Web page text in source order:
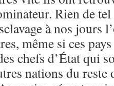
Rien de
à nos jours
même si ces
chefs d’État qui
nations du